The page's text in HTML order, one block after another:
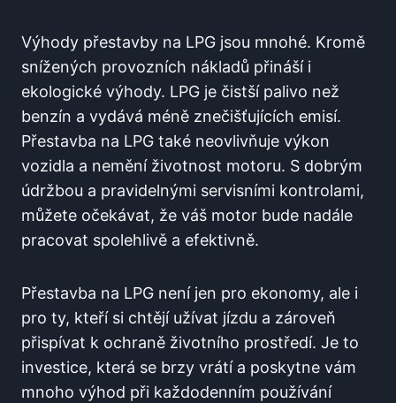
Výhody přestavby na LPG jsou ⁢mnohé. Kromě
snížených provozních nákladů přináší i
ekologické⁤ výhody. ‌LPG je čistší palivo než
benzín a vydává⁤ méně znečišťujících emisí.
Přestavba na LPG také‍ neovlivňuje výkon
‌vozidla ‌a⁣ nemění životnost motoru.‍ S dobrým
údržbou⁣ a⁢ pravidelnými servisními kontrolami,‌
můžete ‌očekávat, že váš motor⁣ bude ‍nadále
pracovat spolehlivě a efektivně.
Přestavba​ na LPG ⁣není‌ jen pro ekonomy,‌ ale i
pro ty, ‍kteří si chtějí⁢ užívat jízdu a zároveň
přispívat k ​ochraně životního‌ prostředí.⁣ Je ⁤to
investice, která se brzy⁢ vrátí a ⁢poskytne vám
mnoho ⁢výhod při ‌každodenním⁢ používání